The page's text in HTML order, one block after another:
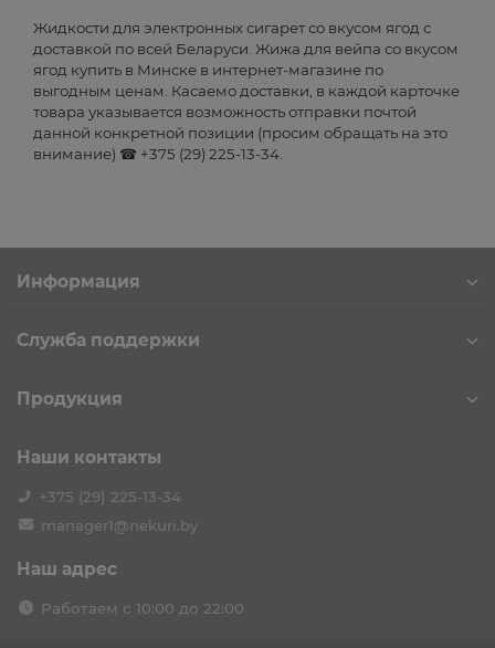
Жидкости для электронных сигарет со вкусом ягод с
доставкой по всей Беларуси. Жижа для вейпа со вкусом
ягод купить в Минске в интернет-магазине по
выгодным ценам. Касаемо доставки, в каждой карточке
товара указывается возможность отправки почтой
данной конкретной позиции (просим обращать на это
внимание) ☎ +375 (29) 225-13-34.
Информация
Служба поддержки
Продукция
Наши контакты
+375 (29) 225-13-34
manager1@nekuri.by
Наш адрес
Работаем с 10:00 до 22:00